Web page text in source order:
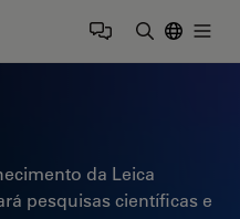
da Leica
pesquisas científicas e